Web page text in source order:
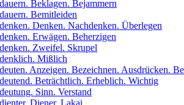
Beklagen. Bejammern
Bemitleiden
Denken. Nachdenken. Überlegen
Erwägen. Beherzigen
Zweifel. Skrupel
Mißlich
Anzeigen. Bezeichnen. Ausdrücken.
Beträchtlich. Erheblich. Wichtig
Sinn. Verstand
Diener. Lakai